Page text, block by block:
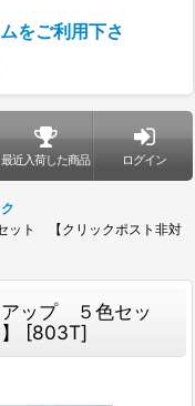
をご利用下さ
最近入荷した商品 ログイン
ト 【クリックポスト非対
ップ ５色セッ
[803T]